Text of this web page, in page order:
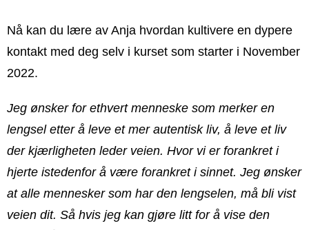
Nå kan du lære av Anja hvordan kultivere en dypere
kontakt med deg selv i kurset som starter i November
2022.
Jeg ønsker for ethvert menneske som merker en
lengsel etter å leve et mer autentisk liv, å leve et liv
der kjærligheten leder veien. Hvor vi er forankret i
hjerte istedenfor å være forankret i sinnet. Jeg ønsker
at alle mennesker som har den lengselen, må bli vist
veien dit. Så hvis jeg kan gjøre litt for å vise den